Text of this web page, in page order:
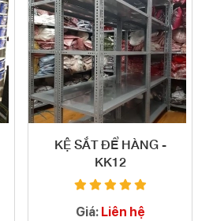
KỆ SẮT ĐỂ HÀNG -
KK12
Giá: Liên hệ